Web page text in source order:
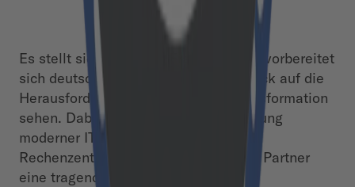
Es stellt sich somit die Frage, wie gut vorbereitet
sich deutsche Unternehmen im Hinblick auf die
Herausforderungen der digitalen Transformation
sehen. Dabei spielt die Berücksichtigung
moderner IT-Infrastrukturen, externer
Rechenzentrumskapazitäten als auch Partner
eine tragende Rolle.